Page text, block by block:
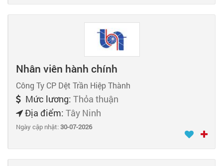
Nhân viên hành chính
Công Ty CP Dệt Trần Hiệp Thành
Mức lương: Thỏa thuận
Địa điểm: Tây Ninh
Ngày cập nhật:30-07-2026